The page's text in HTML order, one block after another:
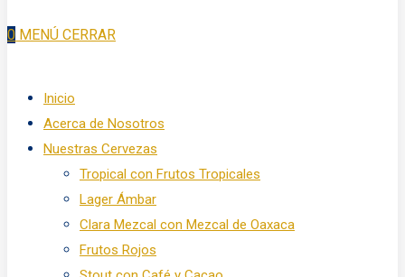
0 MENÚ CERRAR
Inicio
Acerca de Nosotros
Nuestras Cervezas
Tropical con Frutos Tropicales
Lager Ámbar
Clara Mezcal con Mezcal de Oaxaca
Frutos Rojos